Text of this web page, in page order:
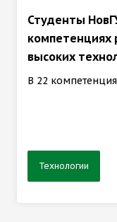
Студенты
компетенциях
высоких
В 22
Технологии